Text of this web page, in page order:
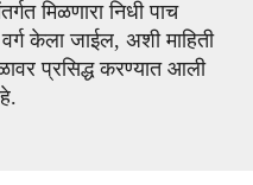
मिळणारा निधी पाच
केला जाईल, अशी माहिती
प्रसिद्ध करण्यात आली